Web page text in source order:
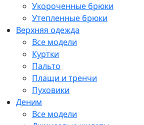
Укороченные брюки
Утепленные брюки
Верхняя одежда
Все модели
Куртки
Пальто
Плащи и тренчи
Пуховики
Деним
Все модели